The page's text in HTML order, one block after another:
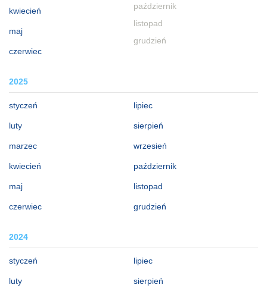
kwiecień
maj
czerwiec
październik
listopad
grudzień
2025
styczeń
luty
marzec
kwiecień
maj
czerwiec
lipiec
sierpień
wrzesień
październik
listopad
grudzień
2024
styczeń
luty
lipiec
sierpień